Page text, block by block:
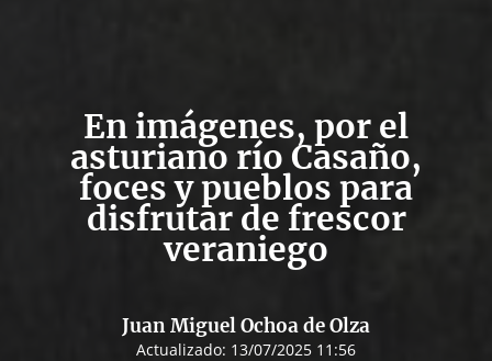
En imágenes, por el
asturiano río Casaño,
foces y pueblos para
disfrutar de frescor
veraniego
Juan Miguel Ochoa de Olza
Actualizado: 13/07/2025 11:56